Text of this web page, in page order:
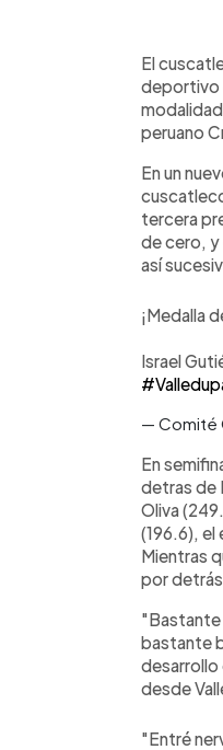
El
deportivo
peruano
En un
tercera
de cero, y
así
¡Medalla
Israel
— Comité
En
detras de
Oliva
(196.6), el
Mientras
por detrás
"Bastante
bastante
desarrollo
desde
"Entré